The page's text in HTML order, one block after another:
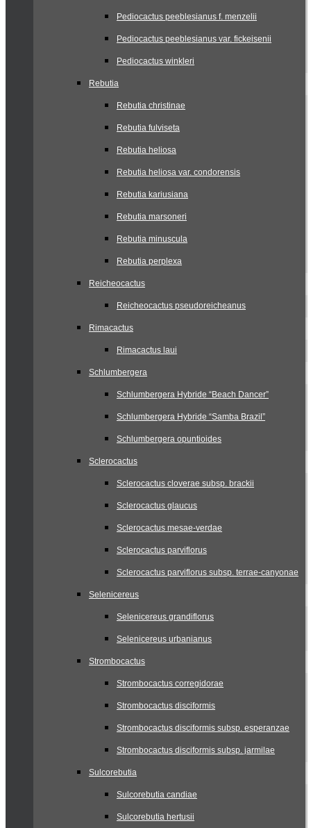
Pediocactus peeblesianus f. menzelii
Pediocactus peeblesianus var. fickeisenii
Pediocactus winkleri
Rebutia
Rebutia christinae
Rebutia fulviseta
Rebutia heliosa
Rebutia heliosa var. condorensis
Rebutia kariusiana
Rebutia marsoneri
Rebutia minuscula
Rebutia perplexa
Reicheocactus
Reicheocactus pseudoreicheanus
Rimacactus
Rimacactus laui
Schlumbergera
Schlumbergera Hybride “Beach Dancer”
Schlumbergera Hybride “Samba Brazil”
Schlumbergera opuntioides
Sclerocactus
Sclerocactus cloverae subsp. brackii
Sclerocactus glaucus
Sclerocactus mesae-verdae
Sclerocactus parviflorus
Sclerocactus parviflorus subsp. terrae-canyonae
Selenicereus
Selenicereus grandiflorus
Selenicereus urbanianus
Strombocactus
Strombocactus corregidorae
Strombocactus disciformis
Strombocactus disciformis subsp. esperanzae
Strombocactus disciformis subsp. jarmilae
Sulcorebutia
Sulcorebutia candiae
Sulcorebutia hertusii